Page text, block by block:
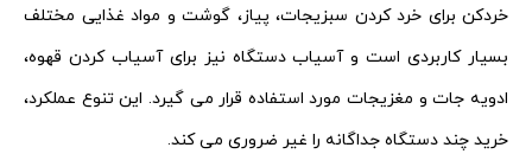
خردکن برای خرد کردن سبزیجات، پیاز، گوشت و مواد غذایی مختلف
بسیار کاربردی است و آسیاب دستگاه نیز برای آسیاب کردن قهوه،
ادویه جات و مغزیجات مورد استفاده قرار می گیرد. این تنوع عملکرد،
خرید چند دستگاه جداگانه را غیر ضروری می کند.